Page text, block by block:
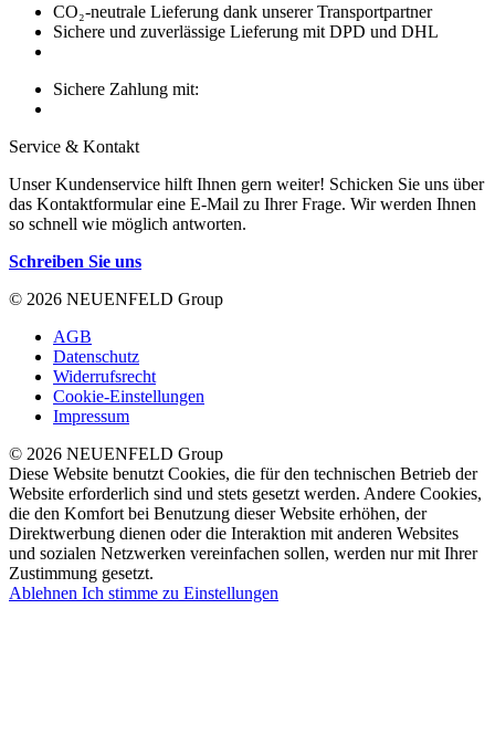
CO₂-neutrale Lieferung dank unserer Transportpartner
Sichere und zuverlässige Lieferung mit DPD und DHL
Sichere Zahlung mit:
Service & Kontakt
Unser Kundenservice hilft Ihnen gern weiter! Schicken Sie uns über
das Kontaktformular eine E-Mail zu Ihrer Frage. Wir werden Ihnen
so schnell wie möglich antworten.
Schreiben Sie uns
© 2026 NEUENFELD Group
AGB
Datenschutz
Widerrufsrecht
Cookie-Einstellungen
Impressum
© 2026 NEUENFELD Group
Diese Website benutzt Cookies, die für den technischen Betrieb der
Website erforderlich sind und stets gesetzt werden. Andere Cookies,
die den Komfort bei Benutzung dieser Website erhöhen, der
Direktwerbung dienen oder die Interaktion mit anderen Websites
und sozialen Netzwerken vereinfachen sollen, werden nur mit Ihrer
Zustimmung gesetzt.
Ablehnen Ich stimme zu Einstellungen